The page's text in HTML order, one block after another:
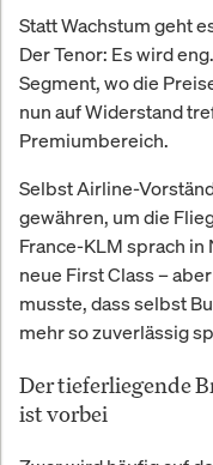
Statt Wachstum geht
Der Tenor: Es wird
Segment, wo die
nun auf Widerstand
Premiumbereich.
Selbst Airline-
gewähren, um die
France-KLM sprach in
neue First Class –
musste, dass selbst
mehr so zuverlässig
Der tieferliegende
ist vorbei